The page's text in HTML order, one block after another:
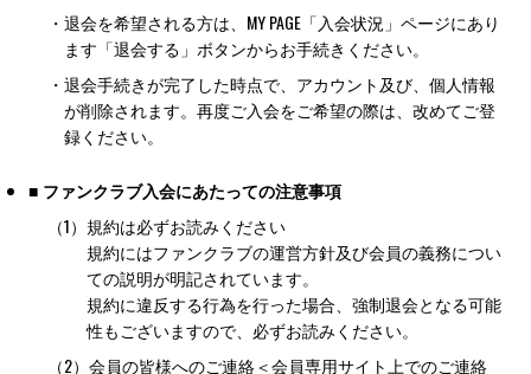
・ 退会を希望される方は、MY PAGE「入会状況」ページにあり
ます「退会する」ボタンからお手続きください。
・ 退会手続きが完了した時点で、アカウント及び、個人情報
が削除されます。再度ご入会をご希望の際は、改めてご登
録ください。
■ ファンクラブ入会にあたっての注意事項
（1） 規約は必ずお読みください
規約にはファンクラブの運営方針及び会員の義務につい
ての説明が明記されています。
規約に違反する行為を行った場合、強制退会となる可能
性もございますので、必ずお読みください。
（2） 会員の皆様へのご連絡＜会員専用サイト上でのご連絡